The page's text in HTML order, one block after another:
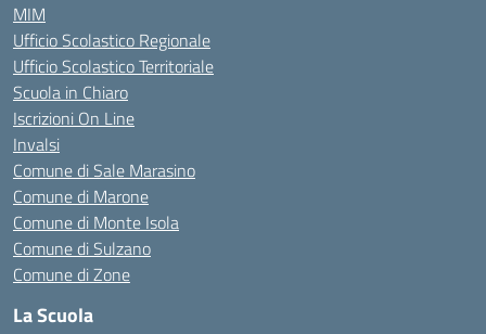
MIM
Ufficio Scolastico Regionale
Ufficio Scolastico Territoriale
Scuola in Chiaro
Iscrizioni On Line
Invalsi
Comune di Sale Marasino
Comune di Marone
Comune di Monte Isola
Comune di Sulzano
Comune di Zone
La Scuola